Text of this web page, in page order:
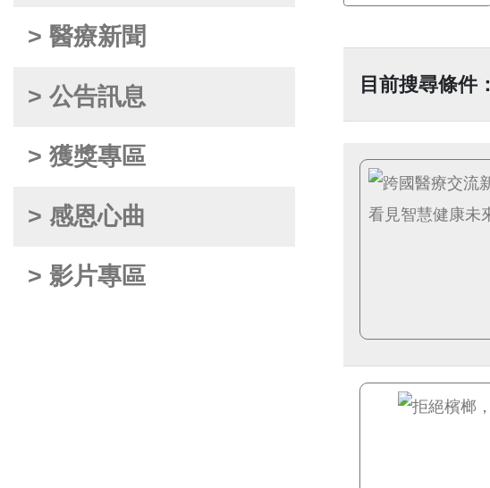
> 醫療新聞
> 公告訊息
> 獲獎專區
> 感恩心曲
> 影片專區
目前搜尋條件：